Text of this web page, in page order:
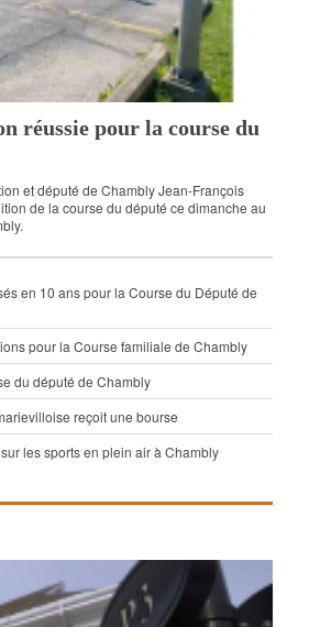
réussie pour la course du
et député de Chambly Jean-François
de la course du député ce dimanche au
en 10 ans pour la Course du Député de
pour la Course familiale de Chambly
du député de Chambly
reçoit une bourse
les sports en plein air à Chambly